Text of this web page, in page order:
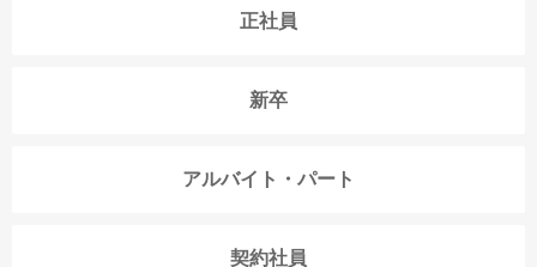
正社員
新卒
アルバイト・パート
契約社員